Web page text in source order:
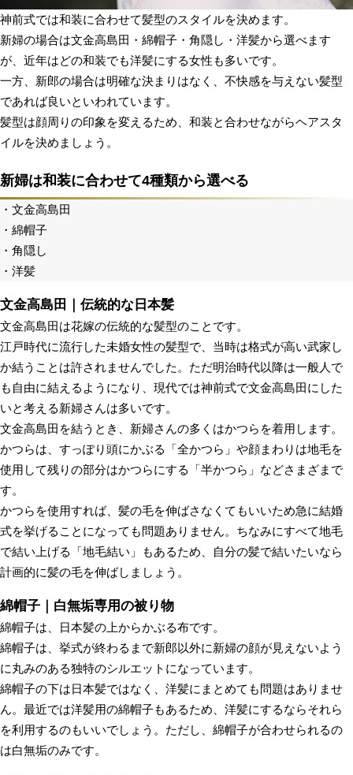
神前式では和装に合わせて髪型のスタイルを決めます。
新婦の場合は文金高島田・綿帽子・角隠し・洋髪から選べます
が、近年はどの和装でも洋髪にする女性も多いです。
一方、新郎の場合は明確な決まりはなく、不快感を与えない髪型
であれば良いといわれています。
髪型は顔周りの印象を変えるため、和装と合わせながらヘアスタ
イルを決めましょう。
新婦は和装に合わせて4種類から選べる
・文金高島田
・綿帽子
・角隠し
・洋髪
文金高島田｜伝統的な日本髪
文金高島田は花嫁の伝統的な髪型のことです。
江戸時代に流行した未婚女性の髪型で、当時は格式が高い武家し
か結うことは許されませんでした。ただ明治時代以降は一般人で
も自由に結えるようになり、現代では神前式で文金高島田にした
いと考える新婦さんは多いです。
文金高島田を結うとき、新婦さんの多くはかつらを着用します。
かつらは、すっぽり頭にかぶる「全かつら」や顔まわりは地毛を
使用して残りの部分はかつらにする「半かつら」などさまざまで
す。
かつらを使用すれば、髪の毛を伸ばさなくてもいいため急に結婚
式を挙げることになっても問題ありません。ちなみにすべて地毛
で結い上げる「地毛結い」もあるため、自分の髪で結いたいなら
計画的に髪の毛を伸ばしましょう。
綿帽子｜白無垢専用の被り物
綿帽子は、日本髪の上からかぶる布です。
綿帽子は、挙式が終わるまで新郎以外に新婦の顔が見えないよう
に丸みのある独特のシルエットになっています。
綿帽子の下は日本髪ではなく、洋髪にまとめても問題はありませ
ん。最近では洋髪用の綿帽子もあるため、洋髪にするならそれら
を利用するのもいいでしょう。ただし、綿帽子が合わせられるの
は白無垢のみです。